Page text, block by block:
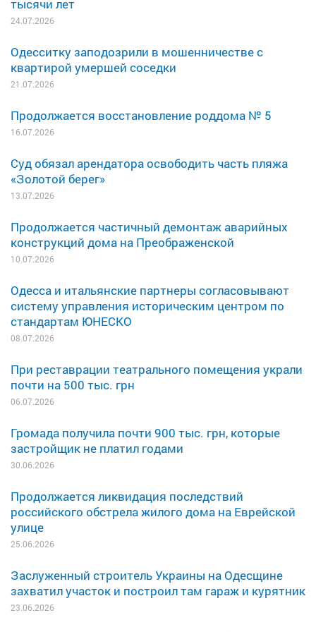
тысячи лет
24.07.2026
Одесситку заподозрили в мошенничестве с
квартирой умершей соседки
21.07.2026
Продолжается восстановление роддома № 5
16.07.2026
Суд обязал арендатора освободить часть пляжа
«Золотой берег»
13.07.2026
Продолжается частичный демонтаж аварийных
конструкций дома на Преображенской
10.07.2026
Одесса и итальянские партнеры согласовывают
систему управления историческим центром по
стандартам ЮНЕСКО
08.07.2026
При реставрации театрального помещения украли
почти на 500 тыс. грн
06.07.2026
Громада получила почти 900 тыс. грн, которые
застройщик не платил годами
30.06.2026
Продолжается ликвидация последствий
российского обстрела жилого дома на Еврейской
улице
25.06.2026
Заслуженный строитель Украины на Одесщине
захватил участок и построил там гараж и курятник
23.06.2026